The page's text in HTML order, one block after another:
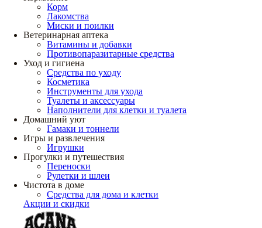
Корм
Лакомства
Миски и поилки
Ветеринарная аптека
Витамины и добавки
Противопаразитарные средства
Уход и гигиена
Средства по уходу
Косметика
Инструменты для ухода
Туалеты и аксессуары
Наполнители для клетки и туалета
Домашний уют
Гамаки и тоннели
Игры и развлечения
Игрушки
Прогулки и путешествия
Переноски
Рулетки и шлеи
Чистота в доме
Средства для дома и клетки
Акции и скидки